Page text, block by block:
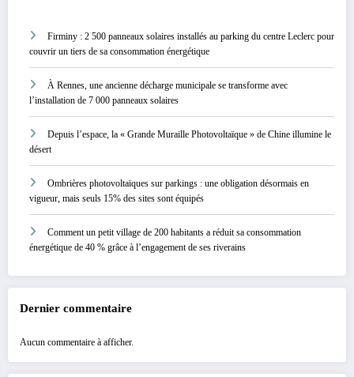
Firminy : 2 500 panneaux solaires installés au parking du centre Leclerc pour
couvrir un tiers de sa consommation énergétique
À Rennes, une ancienne décharge municipale se transforme avec
l’installation de 7 000 panneaux solaires
Depuis l’espace, la « Grande Muraille Photovoltaïque » de Chine illumine le
désert
Ombrières photovoltaïques sur parkings : une obligation désormais en
vigueur, mais seuls 15% des sites sont équipés
Comment un petit village de 200 habitants a réduit sa consommation
énergétique de 40 % grâce à l’engagement de ses riverains
Dernier commentaire
Aucun commentaire à afficher.